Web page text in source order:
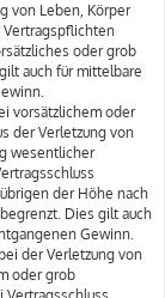
von Leben, Körper
Vertragspflichten
oder grob
auch für mittelbare
vorsätzlichem oder
der Verletzung von
wesentlicher
der Höhe nach
Dies gilt auch
Gewinn.
der Verletzung von
oder grob